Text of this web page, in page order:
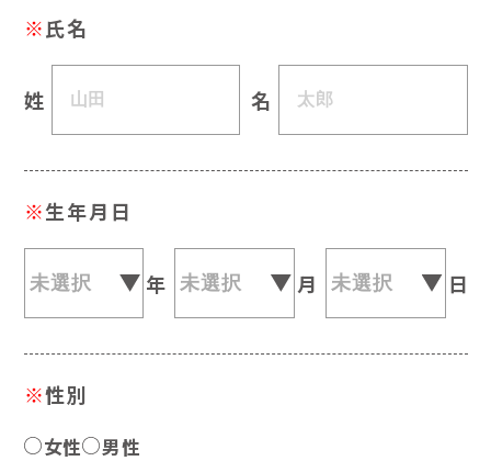
※氏名
姓 名
※生年月日
年 月 日
※性別
女性 男性